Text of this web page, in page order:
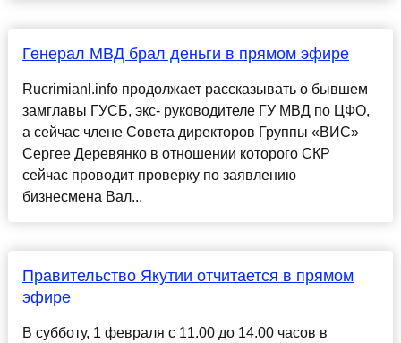
Генерал МВД брал деньги в прямом эфире
Rucrimianl.info продолжает рассказывать о бывшем
замглавы ГУСБ, экс- руководителе ГУ МВД по ЦФО,
а сейчас члене Совета директоров Группы «ВИС»
Сергее Деревянко в отношении которого СКР
сейчас проводит проверку по заявлению
бизнесмена Вал...
Правительство Якутии отчитается в прямом
эфире
В субботу, 1 февраля с 11.00 до 14.00 часов в